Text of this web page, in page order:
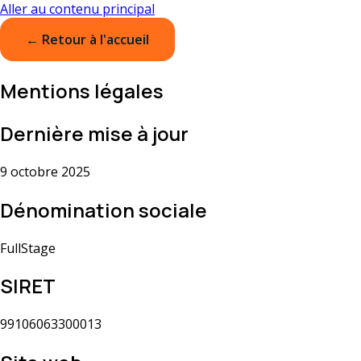
Aller au contenu principal
← Retour à l'accueil
Mentions légales
Dernière mise à jour
9 octobre 2025
Dénomination sociale
FullStage
SIRET
99106063300013